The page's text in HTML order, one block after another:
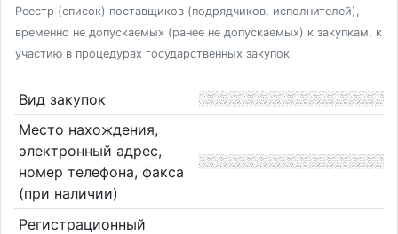
Реестр (список) поставщиков (подрядчиков, исполнителей),
временно не допускаемых (ранее не допускаемых) к закупкам, к
участию в процедурах государственных закупок
Вид закупок
Место нахождения,
электронный адрес,
номер телефона, факса
(при наличии)
Регистрационный